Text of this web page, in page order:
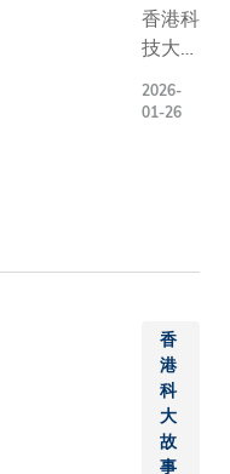
中的主导
责任更清
晰，推动
起来也更
施：
教育在面
球挑战时
何通过协
知识外交
为导向的
气候韧性
工智能管
共同挑战
放与责任
取得平衡
表签署，
科大首席
长郭毅可
及清华大
示：「此
议签署是
首次与内
尖高校在
与研究生
香港科
技大学
大）工
主任及
李建邦
教授及
博士生
朴廷镇
带领的
2026-
01-26
香
港
科
大
故
事